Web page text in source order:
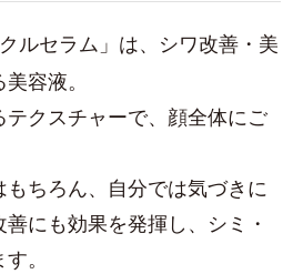
ルセラム」は、シワ改善・美
容液。
クスチャーで、顔全体にご
ちろん、自分では気づきに
にも効果を発揮し、シミ・
。